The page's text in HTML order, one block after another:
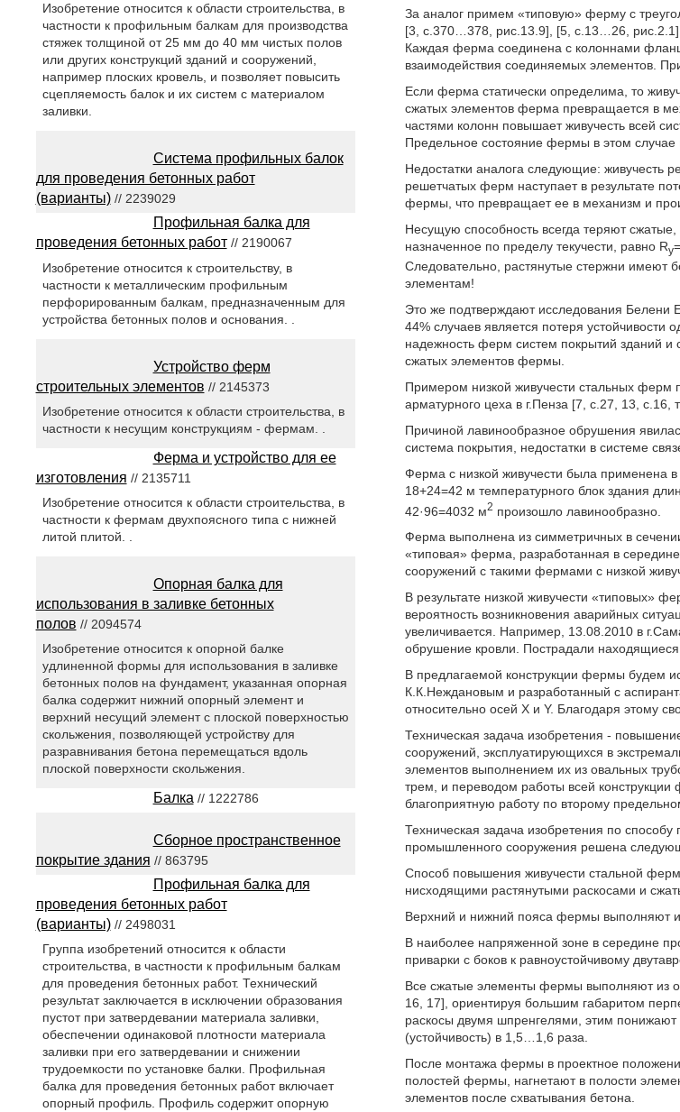
За аналог примем «типовую» ферму с
[3, с.370…378, рис.13.9], [5, с.13…26,
Каждая ферма соединена с колоннами
взаимодействия соединяемых элементов.
Если ферма статически определима, то
сжатых элементов ферма превращается в
частями колонн повышает живучесть всей
Предельное состояние фермы в этом случае
Недостатки аналога следующие: живучесть
решетчатых ферм наступает в результате
фермы, что превращает ее в механизм и
Несущую способность всегда теряют
назначенное по пределу текучести, равно Ry
Следовательно, растянутые стержни имеют
элементам!
Это же подтверждают исследования
44% случаев является потеря
надежность ферм систем покрытий зданий
сжатых элементов фермы.
Примером низкой живучести стальных ферм
арматурного цеха в г.Пенза [7, с.27, 13, с.16,
Причиной лавинообразное обрушения
система покрытия, недостатки в системе
Ферма с низкой живучести была применена
18+24=42 м температурного блок здания
42·96=4032 м2 произошло лавинообразно.
Ферма выполнена из симметричных в
«типовая» ферма, разработанная в
сооружений с такими фермами с низкой
В результате низкой живучести «типовых»
вероятность возникновения аварийных
увеличивается. Например, 13.08.2010 в
обрушение кровли. Пострадали
В предлагаемой конструкции фермы будем
К.К.Неждановым и разработанный с
относительно осей Х и Y. Благодаря этому
Техническая задача изобретения -
сооружений, эксплуатирующихся в
элементов выполнением их из овальных
трем, и переводом работы всей
благоприятную работу по второму
Техническая задача изобретения по
промышленного сооружения решена
Способ повышения живучести стальной
нисходящими растянутыми раскосами и
Верхний и нижний пояса фермы выполняют
В наиболее напряженной зоне в середине
приварки с боков к равноустойчивому
Все сжатые элементы фермы выполняют из
16, 17], ориентируя большим габаритом
раскосы двумя шпренгелями, этим понижают
(устойчивость) в 1,5…1,6 раза.
После монтажа фермы в проектное
полостей фермы, нагнетают в полости
элементов после схватывания бетона.
Изобретение относится к области строительства, в
частности к профильным балкам для производства
стяжек толщиной от 25 мм до 40 мм чистых полов
или других конструкций зданий и сооружений,
например плоских кровель, и позволяет повысить
сцепляемость балок и их систем с материалом
заливки.
Система профильных балок
для проведения бетонных работ
(варианты)// 2239029
Профильная балка для
проведения бетонных работ// 2190067
Изобретение относится к строительству, в
частности к металлическим профильным
перфорированным балкам, предназначенным для
устройства бетонных полов и основания. .
Устройство ферм
строительных элементов // 2145373
Изобретение относится к области строительства, в
частности к несущим конструкциям - фермам. .
Ферма и устройство для ее
изготовления // 2135711
Изобретение относится к области строительства, в
частности к фермам двухпоясного типа с нижней
литой плитой. .
Опорная балка для
использования в заливке бетонных
полов // 2094574
Изобретение относится к опорной балке
удлиненной формы для использования в заливке
бетонных полов на фундамент, указанная опорная
балка содержит нижний опорный элемент и
верхний несущий элемент с плоской поверхностью
скольжения, позволяющей устройству для
разравнивания бетона перемещаться вдоль
плоской поверхности скольжения.
Балка // 1222786
Сборное пространственное
покрытие здания // 863795
Профильная балка для
проведения бетонных работ
(варианты)// 2498031
Группа изобретений относится к области
строительства, в частности к профильным балкам
для проведения бетонных работ. Технический
результат заключается в исключении образования
пустот при затвердевании материала заливки,
обеспечении одинаковой плотности материала
заливки при его затвердевании и снижении
трудоемкости по установке балки. Профильная
балка для проведения бетонных работ включает
опорный профиль. Профиль содержит опорную